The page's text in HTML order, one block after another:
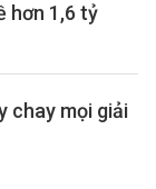
hơn 1,6 tỷ
chay mọi giải